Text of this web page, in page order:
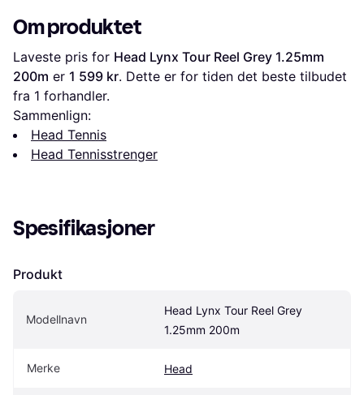
Om produktet
Laveste pris for Head Lynx Tour Reel Grey 1.25mm
200m er 1 599 kr. Dette er for tiden det beste tilbudet
fra 1 forhandler.
Sammenlign:
Head Tennis
Head Tennisstrenger
Spesifikasjoner
Produkt
Modellnavn
Head Lynx Tour Reel Grey
1.25mm 200m
Merke Head